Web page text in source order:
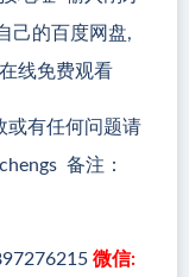
己的百度网盘,
线免费观看
或有任何问题请
备注：
微信: